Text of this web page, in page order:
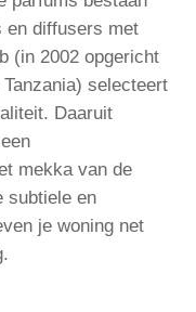
en diffusers met
(in 2002 opgericht
selecteert
Daaruit
mekka van de
subtiele en
je woning net